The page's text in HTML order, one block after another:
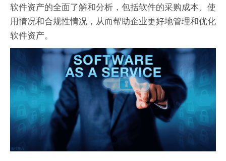
软件资产的全面了解和分析，包括软件的采购成本、使
用情况和合规性情况，从而帮助企业更好地管理和优化
软件资产。